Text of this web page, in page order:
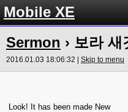
Mobile XE
Sermon › 보라
2016.01.03 18:06:32 | Skip to menu
Look! It has been made New